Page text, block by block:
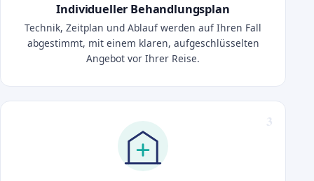
Individueller Behandlungsplan
Technik, Zeitplan und Ablauf werden auf Ihren Fall
abgestimmt, mit einem klaren, aufgeschlüsselten
Angebot vor Ihrer Reise.